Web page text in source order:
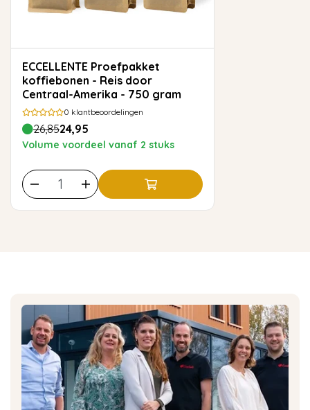
ECCELLENTE Proefpakket
koffiebonen - Reis door
Centraal-Amerika - 750 gram
0 klantbeoordelingen
26,8524,95
Volume voordeel vanaf 2 stuks